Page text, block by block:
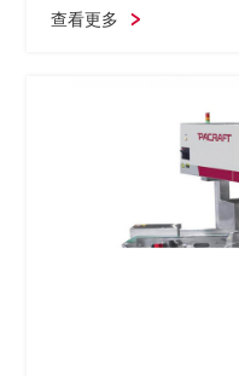
查看更多